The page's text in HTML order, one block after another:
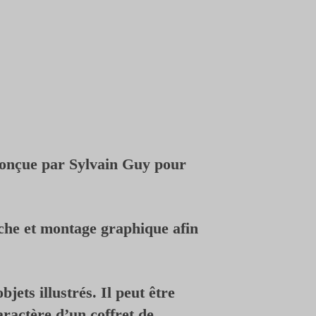
par Sylvain Guy pour
et montage graphique afin
illustrés. Il peut être